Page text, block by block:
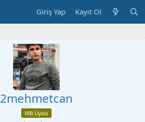
Giriş Yap Kayıt Ol
2mehmetcan
MB Üyesi